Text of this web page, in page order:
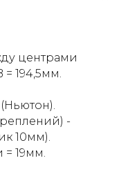
центрами
= 194,5мм.
(Ньютон).
-
10мм).
19мм.